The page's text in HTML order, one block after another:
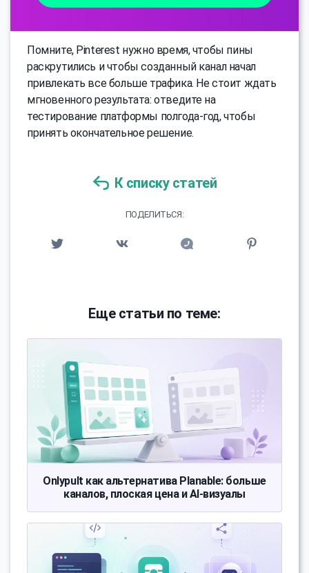
Помните, Pinterest нужно время, чтобы пины
раскрутились и чтобы созданный канал начал
привлекать все больше трафика. Не стоит ждать
мгновенного результата: отведите на
тестирование платформы полгода-год, чтобы
принять окончательное решение.
К списку статей
ПОДЕЛИТЬСЯ:
Еще статьи по теме:
Onlypult как альтернатива Planable: больше
каналов, плоская цена и AI-визуалы